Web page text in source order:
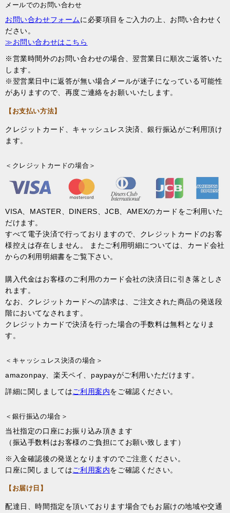
メールでのお問い合わせ
お問い合わせフォームに必要項目をご入力の上、お問い合わせく
ださい。
≫お問い合わせはこちら
※営業時間外のお問い合わせの場合、翌営業日に順次ご返答いた
します。
※翌営業日中に返答が無い場合メールが迷子になっている可能性
がありますので、再度ご連絡をお願いいたします。
【お支払い方法】
クレジットカード、キャッシュレス決済、銀行振込がご利用頂け
ます。
＜クレジットカードの場合＞
VISA、MASTER、DINERS、JCB、AMEXのカードをご利用いた
だけます。
すべて電子決済で行っておりますので、クレジットカードのお客
様控えは存在しません。 またご利用明細については、カード会社
からの利用明細書をご覧下さい。
購入代金はお客様のご利用のカード会社の決済日に引き落としさ
れます。
なお、クレジットカードへの請求は、ご注文された商品の発送段
階においてなされます。
クレジットカードで決済を行った場合の手数料は無料となりま
す。
＜キャッシュレス決済の場合＞
amazonpay、楽天ペイ、paypayがご利用いただけます。
詳細に関しましてはご利用案内をご確認ください。
＜銀行振込の場合＞
当社指定の口座にお振り込み頂きます
（振込手数料はお客様のご負担にてお願い致します）
※入金確認後の発送となりますのでご注意ください。
口座に関しましてはご利用案内をご確認ください。
【お届け日】
配達日、時間指定を頂いております場合でもお届けの地域や交通